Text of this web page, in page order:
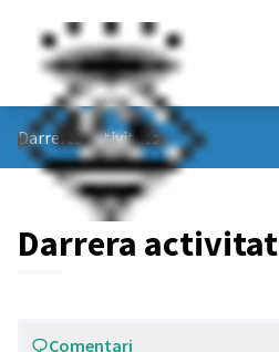
Darreres activitats
Darrera activitat
Comentari